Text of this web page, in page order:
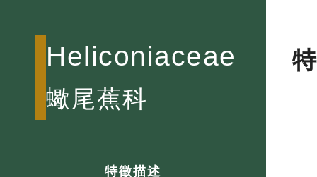
Heliconiaceae
蠍尾蕉科
特徵描述